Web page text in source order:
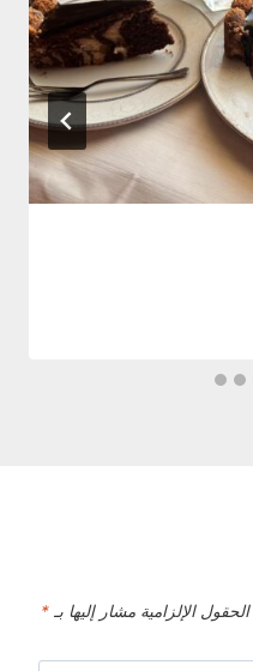
الحقول الإلزامية مشار إليها بـ *